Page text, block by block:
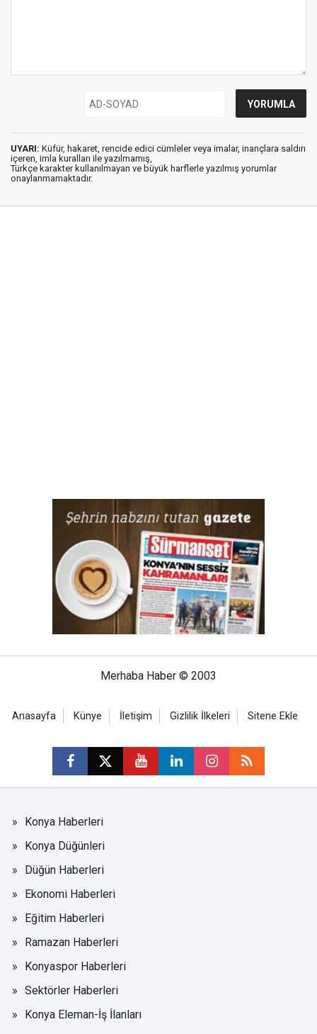
UYARI: Küfür, hakaret, rencide edici cümleler veya imalar, inançlara saldırı
içeren, imla kuralları ile yazılmamış,
Türkçe karakter kullanılmayan ve büyük harflerle yazılmış yorumlar
onaylanmamaktadır.
Merhaba Haber © 2003
Anasayfa Künye İletişim Gizlilik İlkeleri Sitene Ekle
Konya Haberleri
Konya Düğünleri
Düğün Haberleri
Ekonomi Haberleri
Eğitim Haberleri
Ramazan Haberleri
Konyaspor Haberleri
Sektörler Haberleri
Konya Eleman-İş İlanları